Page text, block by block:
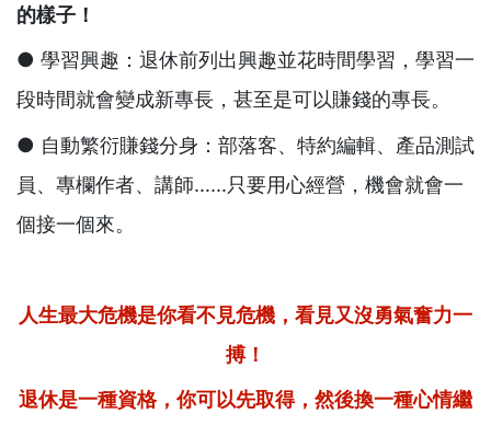
的樣子！
● 學習興趣：退休前列出興趣並花時間學習，學習一
段時間就會變成新專長，甚至是可以賺錢的專長。
● 自動繁衍賺錢分身：部落客、特約編輯、產品測試
員、專欄作者、講師……只要用心經營，機會就會一
個接一個來。
人生最大危機是你看不見危機，看見又沒勇氣奮力一
搏！
退休是一種資格，你可以先取得，然後換一種心情繼